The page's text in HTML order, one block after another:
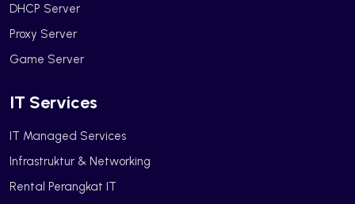
DHCP Server
Proxy Server
Game Server
IT Services
IT Managed Services
Infrastruktur & Networking
Rental Perangkat IT